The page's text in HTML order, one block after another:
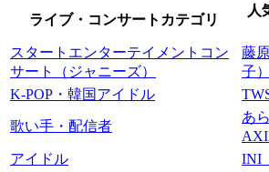
ライブ・コンサートカテゴリ
人
スタートエンターテイメントコン
サート（ジャニーズ）
藤
子）
K-POP・韓国アイドル
歌い手・配信者
あ
アイドル
INI